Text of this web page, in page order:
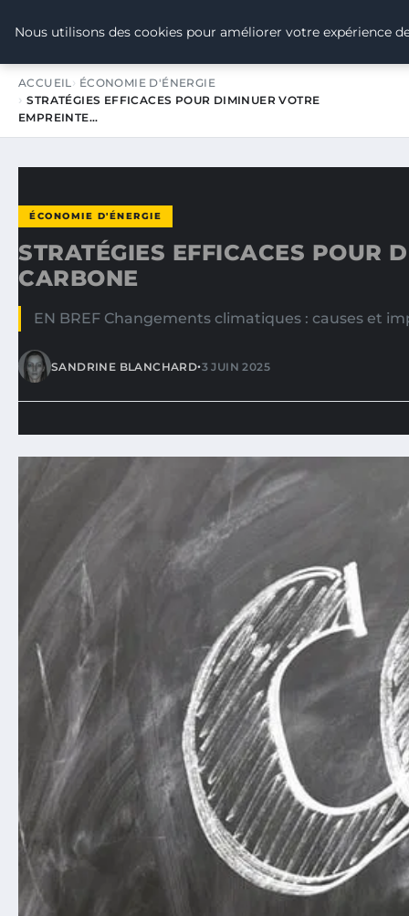
TOUR DE FRANCE POUR LE
ACCUEIL
ÉCONOMIE D'ÉNERGIE
STRATÉGIES EFFICACES POUR DIMINUER VOTRE
EMPREINTE…
ÉCONOMIE D'ÉNERGIE
STRATÉGIES EFFICACES POUR
CARBONE
EN BREF Changements climatiques : causes et
SANDRINE BLANCHARD•3 JUIN 2025
Nous utilisons des cookies pour améliorer votre expérience